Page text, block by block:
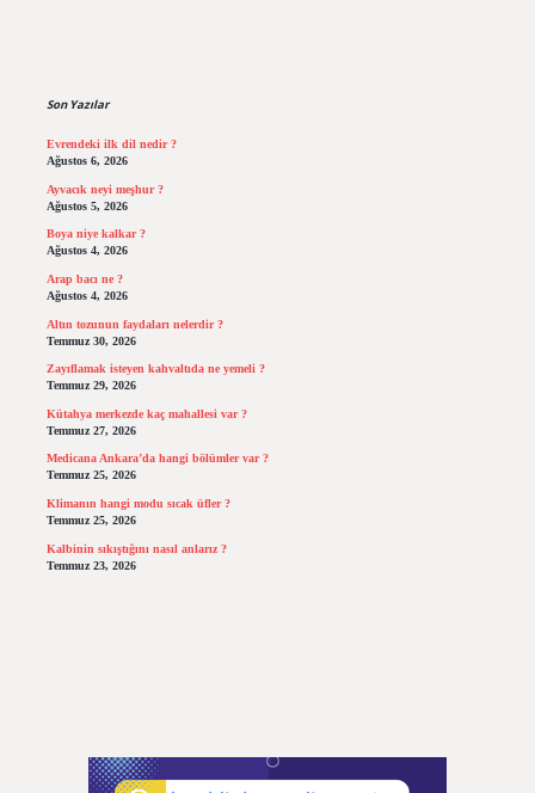
Son Yazılar
Evrendeki ilk dil nedir ?
Ağustos 6, 2026
Ayvacık neyi meşhur ?
Ağustos 5, 2026
Boya niye kalkar ?
Ağustos 4, 2026
Arap bacı ne ?
Ağustos 4, 2026
Altın tozunun faydaları nelerdir ?
Temmuz 30, 2026
Zayıflamak isteyen kahvaltıda ne yemeli ?
Temmuz 29, 2026
Kütahya merkezde kaç mahallesi var ?
Temmuz 27, 2026
Medicana Ankara’da hangi bölümler var ?
Temmuz 25, 2026
Klimanın hangi modu sıcak üfler ?
Temmuz 25, 2026
Kalbinin sıkıştığını nasıl anlarız ?
Temmuz 23, 2026